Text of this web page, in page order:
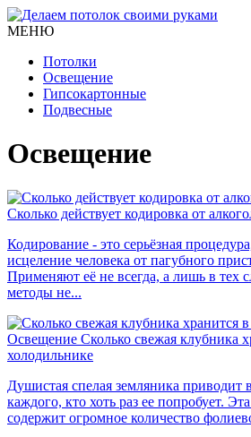
МЕНЮ
Потолки
Освещение
Гипсокартонные
Подвесные
Освещение
Сколько действует кодировка от
Кодирование - это серьёзная
исцеление человека от пагубного
Применяют её не всегда, а лишь в тех
методы не...
Освещение Сколько свежая клубника
холодильнике
Душистая спелая земляника приводит
каждого, кто хоть раз ее попробует.
содержит огромное количество